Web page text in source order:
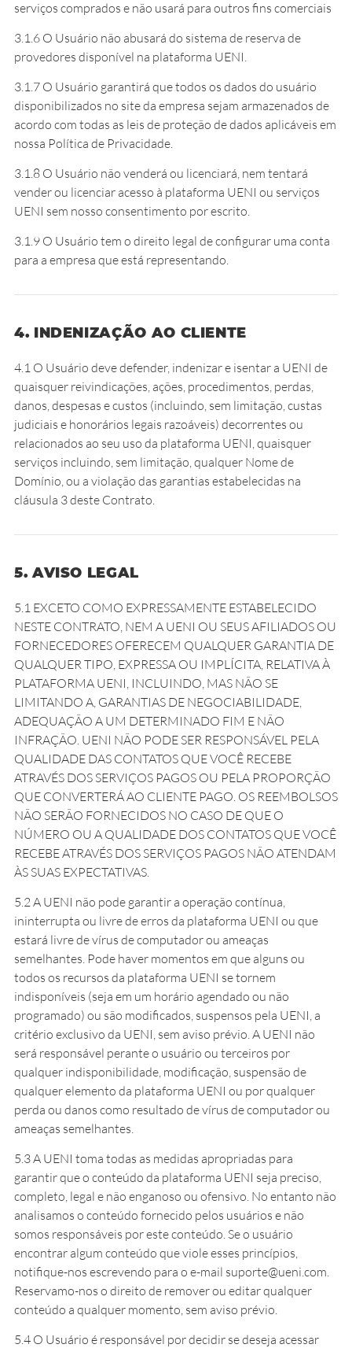
serviços comprados e não usará para outros fins comerciais
3.1.6 O Usuário não abusará do sistema de reserva de
provedores disponível na plataforma UENI.
3.1.7 O Usuário garantirá que todos os dados do usuário
disponibilizados no site da empresa sejam armazenados de
acordo com todas as leis de proteção de dados aplicáveis em
nossa Política de Privacidade.
3.1.8 O Usuário não venderá ou licenciará, nem tentará
vender ou licenciar acesso à plataforma UENI ou serviços
UENI sem nosso consentimento por escrito.
3.1.9 O Usuário tem o direito legal de configurar uma conta
para a empresa que está representando.
4. INDENIZAÇÃO AO CLIENTE
4.1 O Usuário deve defender, indenizar e isentar a UENI de
quaisquer reivindicações, ações, procedimentos, perdas,
danos, despesas e custos (incluindo, sem limitação, custas
judiciais e honorários legais razoáveis) decorrentes ou
relacionados ao seu uso da plataforma UENI, quaisquer
serviços incluindo, sem limitação, qualquer Nome de
Domínio, ou a violação das garantias estabelecidas na
cláusula 3 deste Contrato.
5. AVISO LEGAL
5.1 EXCETO COMO EXPRESSAMENTE ESTABELECIDO
NESTE CONTRATO, NEM A UENI OU SEUS AFILIADOS OU
FORNECEDORES OFERECEM QUALQUER GARANTIA DE
QUALQUER TIPO, EXPRESSA OU IMPLÍCITA, RELATIVA À
PLATAFORMA UENI, INCLUINDO, MAS NÃO SE
LIMITANDO A, GARANTIAS DE NEGOCIABILIDADE,
ADEQUAÇÃO A UM DETERMINADO FIM E NÃO
INFRAÇÃO. UENI NÃO PODE SER RESPONSÁVEL PELA
QUALIDADE DAS CONTATOS QUE VOCÊ RECEBE
ATRAVÉS DOS SERVIÇOS PAGOS OU PELA PROPORÇÃO
QUE CONVERTERÁ AO CLIENTE PAGO. OS REEMBOLSOS
NÃO SERÃO FORNECIDOS NO CASO DE QUE O
NÚMERO OU A QUALIDADE DOS CONTATOS QUE VOCÊ
RECEBE ATRAVÉS DOS SERVIÇOS PAGOS NÃO ATENDAM
ÀS SUAS EXPECTATIVAS.
5.2 A UENI não pode garantir a operação contínua,
ininterrupta ou livre de erros da plataforma UENI ou que
estará livre de vírus de computador ou ameaças
semelhantes. Pode haver momentos em que alguns ou
todos os recursos da plataforma UENI se tornem
indisponíveis (seja em um horário agendado ou não
programado) ou são modificados, suspensos pela UENI, a
critério exclusivo da UENI, sem aviso prévio. A UENI não
será responsável perante o usuário ou terceiros por
qualquer indisponibilidade, modificação, suspensão de
qualquer elemento da plataforma UENI ou por qualquer
perda ou danos como resultado de vírus de computador ou
ameaças semelhantes.
5.3 A UENI toma todas as medidas apropriadas para
garantir que o conteúdo da plataforma UENI seja preciso,
completo, legal e não enganoso ou ofensivo. No entanto não
analisamos o conteúdo fornecido pelos usuários e não
somos responsáveis por este conteúdo. Se o usuário
encontrar algum conteúdo que viole esses princípios,
notifique-nos escrevendo para o e-mail suporte@ueni.com.
Reservamo-nos o direito de remover ou editar qualquer
conteúdo a qualquer momento, sem aviso prévio.
5.4 O Usuário é responsável por decidir se deseja acessar